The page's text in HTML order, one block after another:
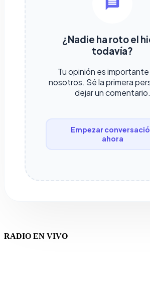
¿Nadie ha roto el
todavía?
Tu opinión es
nosotros. Sé la primera
dejar un comentario.
Empezar
ahora
RADIO EN VIVO